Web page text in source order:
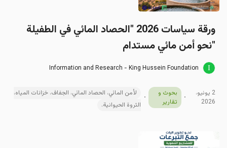
ورقة سياسات 2026 "الحصاد المائي في الطفيلة
"نحو أمن مائي مستدام
Information and Research - King Hussein Foundation
2 يونيو،
2026
بحوث و
تقارير
لأمن المائي، الحصاد المائي، الجفاف، خزانات المياه،
الثروة الحيوانية.